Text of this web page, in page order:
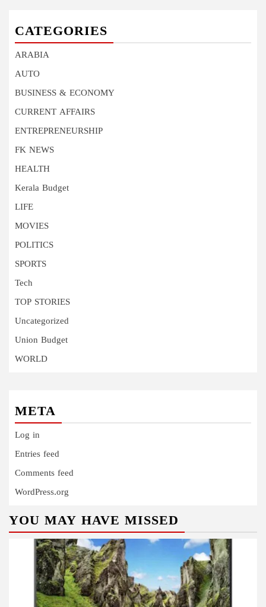
CATEGORIES
ARABIA
AUTO
BUSINESS & ECONOMY
CURRENT AFFAIRS
ENTREPRENEURSHIP
FK NEWS
HEALTH
Kerala Budget
LIFE
MOVIES
POLITICS
SPORTS
Tech
TOP STORIES
Uncategorized
Union Budget
WORLD
META
Log in
Entries feed
Comments feed
WordPress.org
YOU MAY HAVE MISSED